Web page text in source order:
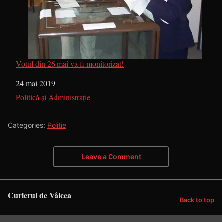
Votul din 26 mai va fi monitorizat!
Dată
24 mai 2019
În legătură cu
Politică și Administrație
Categories: Politie
Leave a Comment
Curierul de Vâlcea Back to top